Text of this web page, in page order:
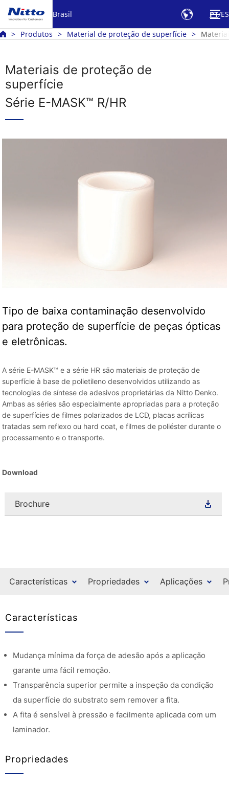
Brasil PT ES
Produtos Material de proteção de superfície
Materiais de proteção de
superfície
Série E-MASK™ R/HR
Tipo de baixa contaminação desenvolvido
para proteção de superfície de peças ópticas
e eletrônicas.
A série E-MASK™ e a série HR são materiais de proteção de
superfície à base de polietileno desenvolvidos utilizando as
tecnologias de síntese de adesivos proprietárias da Nitto Denko.
Ambas as séries são especialmente apropriadas para a proteção
de superfícies de filmes polarizados de LCD, placas acrílicas
tratadas sem reflexo ou hard coat, e filmes de poliéster durante o
processamento e o transporte.
Download
Brochure
Características Propriedades Aplicações
Características
Mudança mínima da força de adesão após a aplicação
garante uma fácil remoção.
Transparência superior permite a inspeção da condição
da superfície do substrato sem remover a fita.
A fita é sensível à pressão e facilmente aplicada com um
laminador.
Propriedades